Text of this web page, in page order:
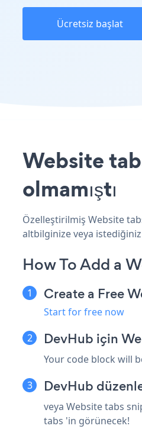
Ücretsiz başlat
Website
olmamıştı
Özelleştirilmiş Website
altbilginize veya
How To Add a
Create a Free
Start for free now
DevHub için
Your code block will
DevHub
veya Website tabs
tabs 'in görünecek!